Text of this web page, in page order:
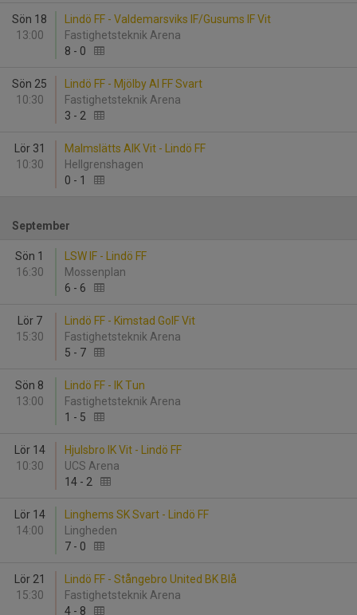
Sön 18
13:00
Lindö FF - Valdemarsviks IF/Gusums IF Vit
Fastighetsteknik Arena
8 - 0
Sön 25
10:30
Lindö FF - Mjölby AI FF Svart
Fastighetsteknik Arena
3 - 2
Lör 31
10:30
Malmslätts AIK Vit - Lindö FF
Hellgrenshagen
0 - 1
September
Sön 1
16:30
LSW IF - Lindö FF
Mossenplan
6 - 6
Lör 7
15:30
Lindö FF - Kimstad GoIF Vit
Fastighetsteknik Arena
5 - 7
Sön 8
13:00
Lindö FF - IK Tun
Fastighetsteknik Arena
1 - 5
Lör 14
10:30
Hjulsbro IK Vit - Lindö FF
UCS Arena
14 - 2
Lör 14
14:00
Linghems SK Svart - Lindö FF
Lingheden
7 - 0
Lör 21
15:30
Lindö FF - Stångebro United BK Blå
Fastighetsteknik Arena
4 - 8